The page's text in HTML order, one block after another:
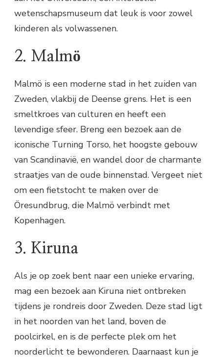
wetenschapsmuseum dat leuk is voor zowel
kinderen als volwassenen.
2. Malmö
Malmö is een moderne stad in het zuiden van
Zweden, vlakbij de Deense grens. Het is een
smeltkroes van culturen en heeft een
levendige sfeer. Breng een bezoek aan de
iconische Turning Torso, het hoogste gebouw
van Scandinavië, en wandel door de charmante
straatjes van de oude binnenstad. Vergeet niet
om een fietstocht te maken over de
Öresundbrug, die Malmö verbindt met
Kopenhagen.
3. Kiruna
Als je op zoek bent naar een unieke ervaring,
mag een bezoek aan Kiruna niet ontbreken
tijdens je rondreis door Zweden. Deze stad ligt
in het noorden van het land, boven de
poolcirkel, en is de perfecte plek om het
noorderlicht te bewonderen. Daarnaast kun je